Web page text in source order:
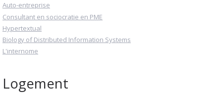
Auto-entreprise
Consultant en sociocratie en PME
Hypertextual
Biology of Distributed Information Systems
L'internome
Logement